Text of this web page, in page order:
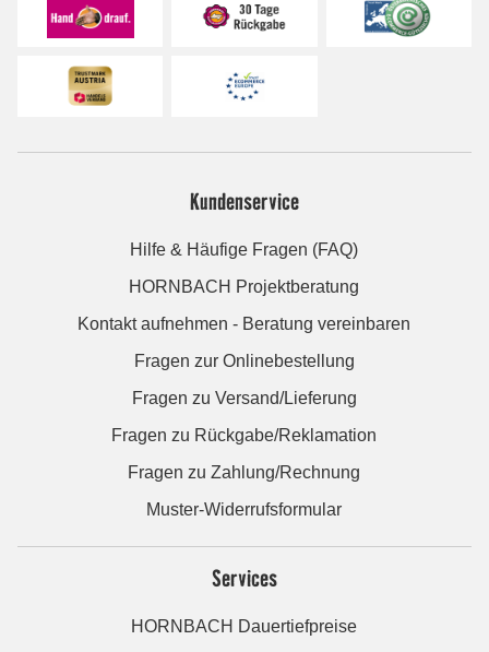
Kundenservice
Hilfe & Häufige Fragen (FAQ)
HORNBACH Projektberatung
Kontakt aufnehmen - Beratung vereinbaren
Fragen zur Onlinebestellung
Fragen zu Versand/Lieferung
Fragen zu Rückgabe/Reklamation
Fragen zu Zahlung/Rechnung
Muster-Widerrufsformular
Services
HORNBACH Dauertiefpreise